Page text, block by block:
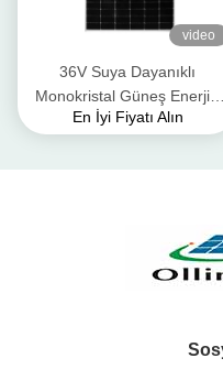
video
36V Suya Dayanıklı
Monokristal Güneş Enerjisi
Paneli 540W 545W 550W
En İyi Fiyatı Alın